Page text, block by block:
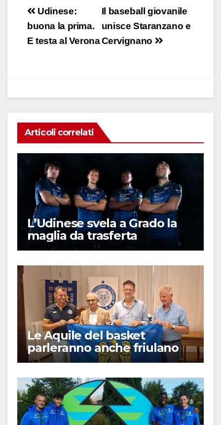
c
e
b
s
A
k
e
dI
ail n
di
vi
Navigazione
articoli
Il baseball giovanile
unisce Staranzano e
Cervignano
Udinese:
buona la prima.
E testa al Verona
Articoli correlati
L’Udinese svela a Grado la
maglia da trasferta
Le Aquile del basket
parleranno anche friulano